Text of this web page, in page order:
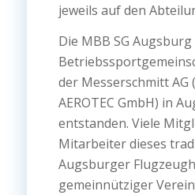
jeweils auf den
Die MBB SG
der Messerschmitt AG
AEROTEC GmbH) in
entstanden. Viele
Mitarbeiter dieses
Augsburger
gemeinnütziger